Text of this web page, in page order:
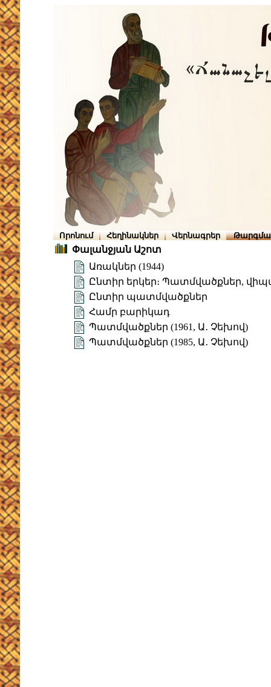
Որոնում Հեղինակներ Վերնագրեր
Փալանջյան Աշոտ
Առակներ (1944)
Ընտիր երկեր։ Պատմվածքներ,
Ընտիր պատմվածքներ
Համր բարիկադ
Պատմվածքներ (1961, Ա․ Չեխով)
Պատմվածքներ (1985, Ա․ Չեխով)